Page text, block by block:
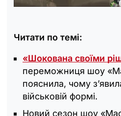
Читати по темі:
«Шокована своїми
переможниця шоу
пояснила, чому
військовій формі.
Новий сезон шоу